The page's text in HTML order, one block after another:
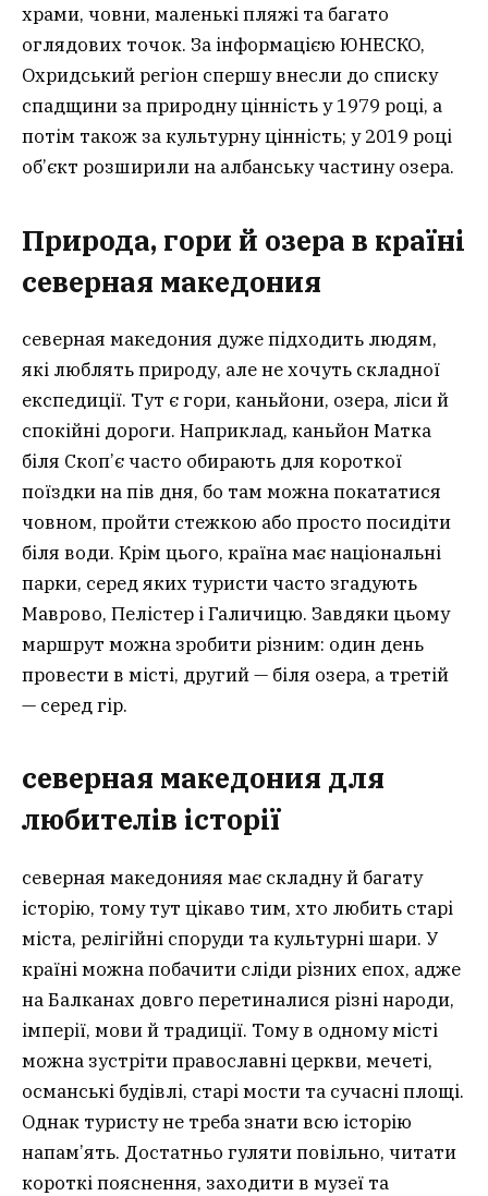
храми, човни, маленькі пляжі та багато
оглядових точок. За інформацією ЮНЕСКО,
Охридський регіон спершу внесли до списку
спадщини за природну цінність у 1979 році, а
потім також за культурну цінність; у 2019 році
об’єкт розширили на албанську частину озера.
Природа, гори й озера в країні
северная македония
северная македония дуже підходить людям,
які люблять природу, але не хочуть складної
експедиції. Тут є гори, каньйони, озера, ліси й
спокійні дороги. Наприклад, каньйон Матка
біля Скоп’є часто обирають для короткої
поїздки на пів дня, бо там можна покататися
човном, пройти стежкою або просто посидіти
біля води. Крім цього, країна має національні
парки, серед яких туристи часто згадують
Маврово, Пелістер і Галичицю. Завдяки цьому
маршрут можна зробити різним: один день
провести в місті, другий — біля озера, а третій
— серед гір.
северная македония для
любителів історії
северная македонияя має складну й багату
історію, тому тут цікаво тим, хто любить старі
міста, релігійні споруди та культурні шари. У
країні можна побачити сліди різних епох, адже
на Балканах довго перетиналися різні народи,
імперії, мови й традиції. Тому в одному місті
можна зустріти православні церкви, мечеті,
османські будівлі, старі мости та сучасні площі.
Однак туристу не треба знати всю історію
напам’ять. Достатньо гуляти повільно, читати
короткі пояснення, заходити в музеї та